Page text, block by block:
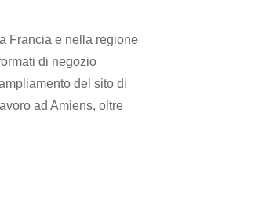
Francia e nella regione
di negozio
del sito di
ad Amiens, oltre